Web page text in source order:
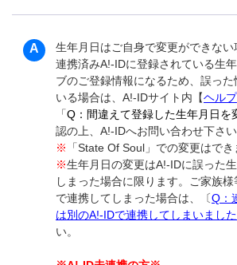
生年月日はご自身で変更ができない
連携済みA!-IDに登録されている生
ブのご登録情報になるため、誤っ
いる場合は、A!-IDサイト内【ヘルプ
「Q：間違えて登録した生年月日を
認の上、A!-IDへお問い合わせ下さい
※
「State Of Soul」での変更はでき
※生年月日の変更はA!-IDに誤った
しまった場合に限ります。ご家族
で連携してしまった場合は、〔Q：
は別のA!-IDで連携してしまいました
い。